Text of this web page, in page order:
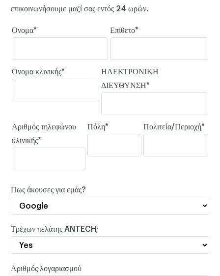
επικοινωνήσουμε μαζί σας εντός 24 ωρών.
Ονομα* Επίθετο*
Όνομα κλινικής*
ΗΛΕΚΤΡΟΝΙΚΗ
ΔΙΕΥΘΥΝΣΗ*
Αριθμός τηλεφώνου
κλινικής*
Πόλη* Πολιτεία/Περιοχή*
Πως άκουσες για εμάς?
Τρέχων πελάτης ANTECH;
Αριθμός λογαριασμού
×